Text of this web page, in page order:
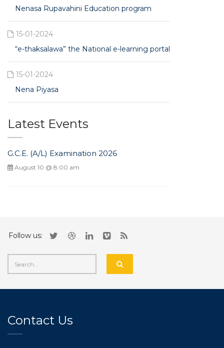
Nenasa Rupavahini Education program
15-01-2024
“e-thaksalawa” the National e-learning portal
15-01-2024
Nena Piyasa
Latest Events
G.C.E. (A/L) Examination 2026
August 10 @ 8:00 am
Follow us:
Contact Us